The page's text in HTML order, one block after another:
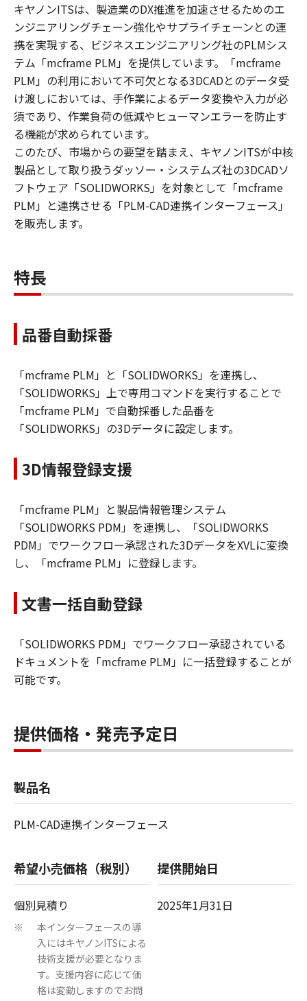
キヤノンITSは、製造業のDX推進を加速させるためのエ
ンジニアリングチェーン強化やサプライチェーンとの連
携を実現する、ビジネスエンジニアリング社のPLMシス
テム「mcframe PLM」を提供しています。「mcframe
PLM」の利用において不可欠となる3DCADとのデータ受
け渡しにおいては、手作業によるデータ変換や入力が必
須であり、作業負荷の低減やヒューマンエラーを防止す
る機能が求められています。
このたび、市場からの要望を踏まえ、キヤノンITSが中核
製品として取り扱うダッソー・システムズ社の3DCADソ
フトウェア「SOLIDWORKS」を対象として「mcframe
PLM」と連携させる「PLM-CAD連携インターフェース」
を販売します。
特長
品番自動採番
「mcframe PLM」と「SOLIDWORKS」を連携し、
「SOLIDWORKS」上で専用コマンドを実行することで
「mcframe PLM」で自動採番した品番を
「SOLIDWORKS」の3Dデータに設定します。
3D情報登録支援
「mcframe PLM」と製品情報管理システム
「SOLIDWORKS PDM」を連携し、「SOLIDWORKS
PDM」でワークフロー承認された3DデータをXVLに変換
し、「mcframe PLM」に登録します。
文書一括自動登録
「SOLIDWORKS PDM」でワークフロー承認されている
ドキュメントを「mcframe PLM」に一括登録することが
可能です。
提供価格・発売予定日
製品名
PLM-CAD連携インターフェース
希望小売価格（税別）
個別見積り
※
本インターフェースの導
入にはキヤノンITSによる
技術支援が必要となりま
す。支援内容に応じて価
格は変動しますのでお問
提供開始日
2025年1月31日